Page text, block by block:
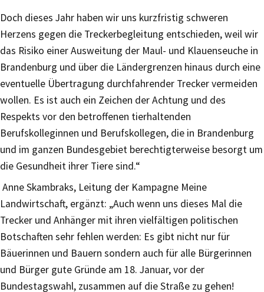
Doch dieses Jahr haben wir uns kurzfristig schweren
Herzens gegen die Treckerbegleitung entschieden, weil wir
das Risiko einer Ausweitung der Maul- und Klauenseuche in
Brandenburg und über die Ländergrenzen hinaus durch eine
eventuelle Übertragung durchfahrender Trecker vermeiden
wollen. Es ist auch ein Zeichen der Achtung und des
Respekts vor den betroffenen tierhaltenden
Berufskolleginnen und Berufskollegen, die in Brandenburg
und im ganzen Bundesgebiet berechtigterweise besorgt um
die Gesundheit ihrer Tiere sind.“
Anne Skambraks, Leitung der Kampagne Meine
Landwirtschaft, ergänzt: „Auch wenn uns dieses Mal die
Trecker und Anhänger mit ihren vielfältigen politischen
Botschaften sehr fehlen werden: Es gibt nicht nur für
Bäuerinnen und Bauern sondern auch für alle Bürgerinnen
und Bürger gute Gründe am 18. Januar, vor der
Bundestagswahl, zusammen auf die Straße zu gehen!